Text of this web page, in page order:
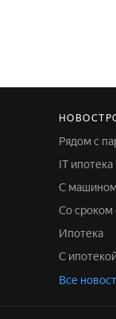
Рядом с
IT ипотека
С
Со
Ипотека
С
Все